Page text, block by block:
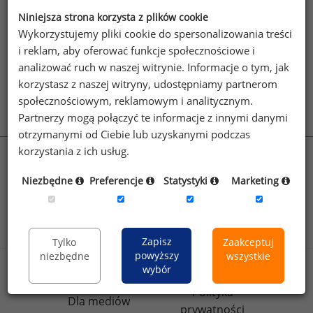
pozostałych.
Wykorzystaj kod
Aby otrzymać darmowy kod dostępu weź udział
wOgólnopolskim Badaniu Wynagrodzeń.
wynagrodzenia.pl
sedlak.pl
kfw.sedlak.pl
rynekpracy.pl
raportyplacowe.pl
Dla mediów
Polityka
prywatności
Niniejsza strona korzysta z plików cookie
Wykorzystujemy pliki cookie do spersonalizowania treści
i reklam, aby oferować funkcje społecznościowe i
analizować ruch w naszej witrynie. Informacje o tym, jak
korzystasz z naszej witryny, udostępniamy partnerom
społecznościowym, reklamowym i analitycznym.
Partnerzy mogą połączyć te informacje z innymi danymi
otrzymanymi od Ciebie lub uzyskanymi podczas
korzystania z ich usług.
Niezbędne Preferencje Statystyki Marketing
Tylko
niezbędne
Zapisz
powyższy
wybór
Zaakceptuj
wszystkie